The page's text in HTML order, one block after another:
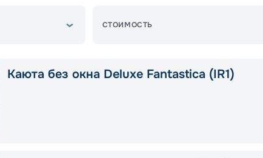
СТОИМОСТЬ
Каюта без окна Deluxe Fantastica (IR1)